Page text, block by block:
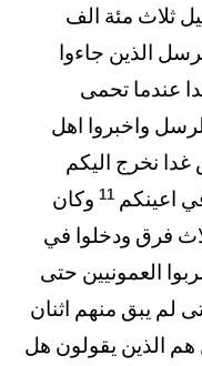
ثلاث مئة الف
الذين جاءوا
عندما تحمى
واخبروا اهل
نخرج اليكم
اعينكم 11 وكان
فرق ودخلوا في
العمونيين حتى
لم يبق منهم اثنان
الذين يقولون هل